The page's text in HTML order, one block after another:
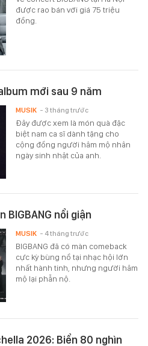
được rao bán với giá 75 triệu
đồng.
mới sau 9 năm
Đây được xem là món quà đặc
biệt nam ca sĩ dành tặng cho
cộng đồng người hâm mộ nhân
ngày sinh nhật của anh.
MUSIK - 3 tháng trước
BIGBANG nổi giận
BIGBANG đã có màn comeback
cực kỳ bùng nồ tại nhạc hội lớn
nhất hành tinh, nhưng người hâm
mộ lại phẫn nộ.
MUSIK - 4 tháng trước
2026: Biển 80 nghìn